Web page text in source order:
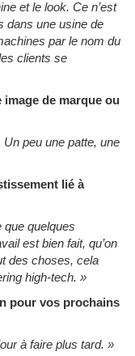
et le look. Ce n’est
dans une usine de
par le nom du
clients se
de marque ou
peu une patte, une
lié à
que quelques
est bien fait, qu’on
des choses, cela
high-tech. »
pour vos prochains
à faire plus tard. »